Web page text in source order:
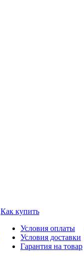
Как купить
Условия оплаты
Условия доставки
Гарантия на товар